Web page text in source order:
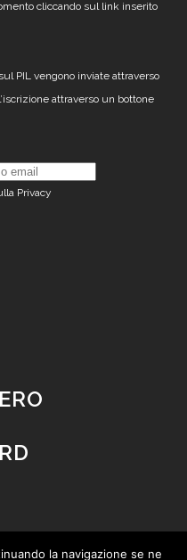
cliccando sul link inserito
PIL vengono inviate attraverso
attraverso un bottone
Privacy
la navigazione se ne